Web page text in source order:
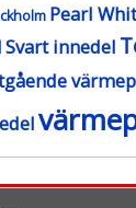
Pearl
Svart innedel